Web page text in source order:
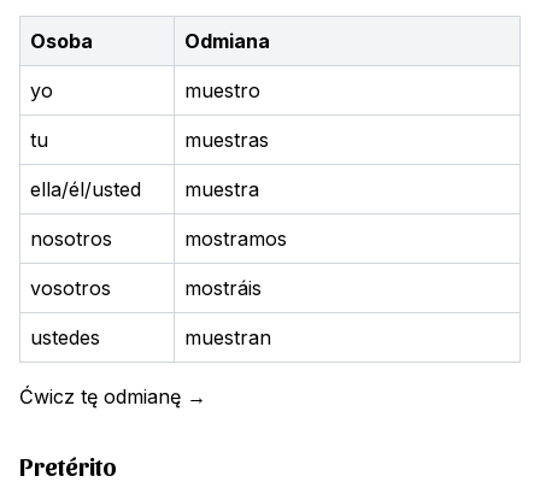
Osoba Odmiana
yo muestro
tu muestras
ella/él/usted muestra
nosotros mostramos
vosotros mostráis
ustedes muestran
Ćwicz tę odmianę →
Pretérito